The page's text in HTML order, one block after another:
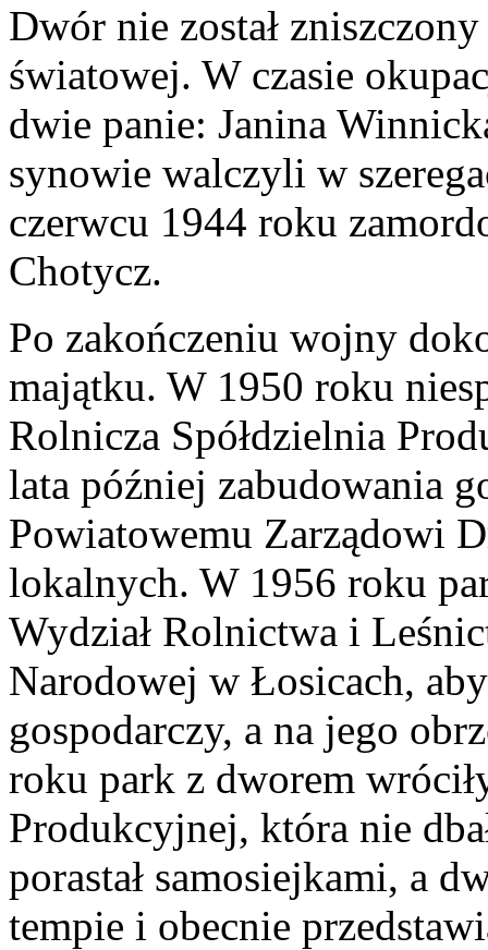
Dwór nie został
światowej. W czasie
dwie panie: Janina
synowie walczyli w
czerwcu 1944 roku
Chotycz.
Po zakończeniu wojny
majątku. W 1950 roku
Rolnicza Spółdzielnia
lata później zabudowania
Powiatowemu Zarządowi
lokalnych. W 1956 roku
Wydział Rolnictwa i
Narodowej w Łosicach,
gospodarczy, a na jego
roku park z dworem
Produkcyjnej, która nie
porastał samosiejkami, a
tempie i obecnie